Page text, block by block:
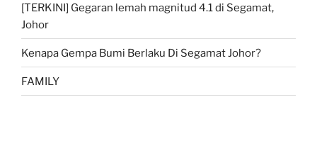
[TERKINI] Gegaran lemah magnitud 4.1 di Segamat,
Johor
Kenapa Gempa Bumi Berlaku Di Segamat Johor?
FAMILY